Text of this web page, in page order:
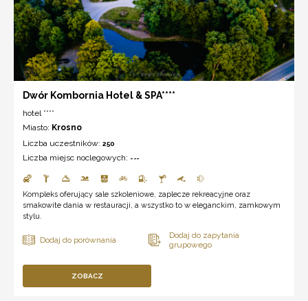
Dwór Kombornia Hotel & SPA****
hotel ****
Miasto: Krosno
Liczba uczestników: 250
Liczba miejsc noclegowych: ---
Kompleks oferujący sale szkoleniowe, zaplecze rekreacyjne oraz
smakowite dania w restauracji, a wszystko to w eleganckim, zamkowym
stylu.
ZOBACZ